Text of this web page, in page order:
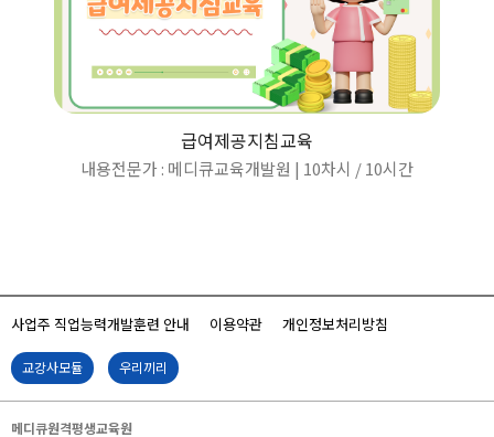
급여제공지침교육
내용전문가 : 메디큐교육개발원 | 10차시 /10시간
사업주 직업능력개발훈련 안내 이용약관 개인정보처리방침
교강사모듈 우리끼리
메디큐원격평생교육원